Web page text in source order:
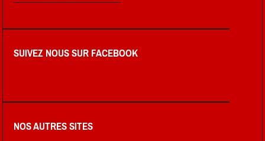
SUIVEZ NOUS SUR FACEBOOK
NOS AUTRES SITES